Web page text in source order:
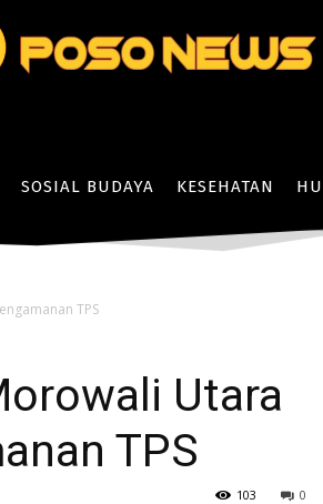
SOSIAL BUDAYA KESEHATAN
TPS
Utara
TPS
0
103